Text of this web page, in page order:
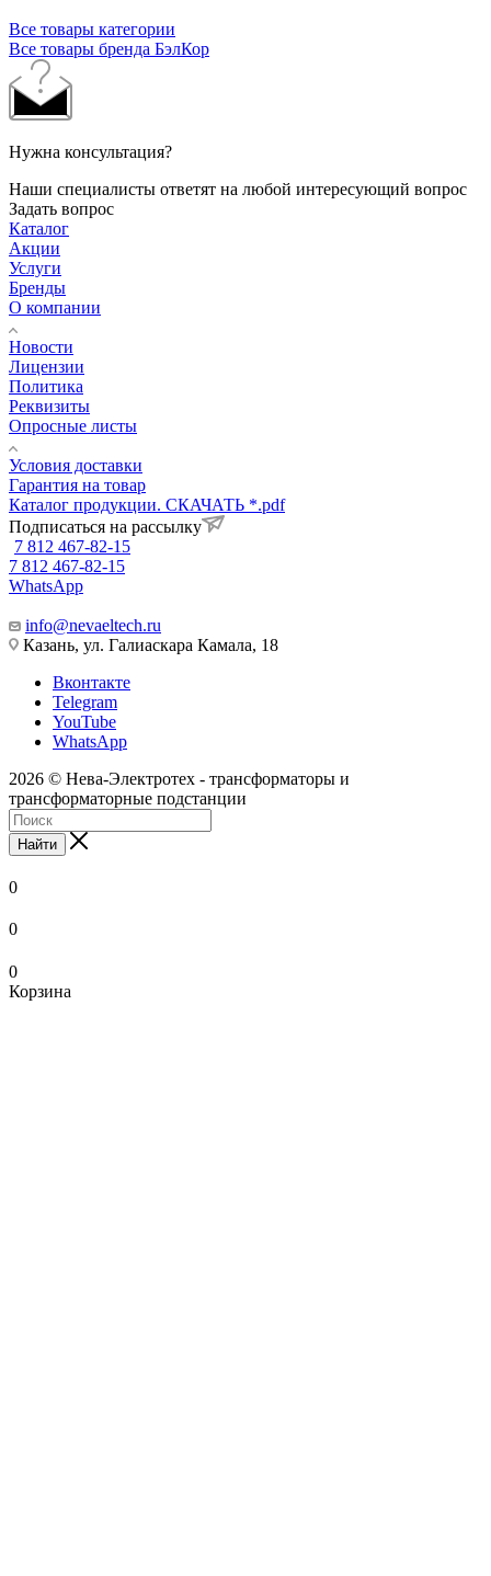
Все товары категории
Все товары бренда БэлКор
Нужна консультация?
Наши специалисты ответят на любой интересующий вопрос
Задать вопрос
Каталог
Акции
Услуги
Бренды
О компании
Новости
Лицензии
Политика
Реквизиты
Опросные листы
Условия доставки
Гарантия на товар
Каталог продукции. СКАЧАТЬ *.pdf
Подписаться на рассылку
7 812 467-82-15
7 812 467-82-15
WhatsApp
info@nevaeltech.ru
Казань, ул. Галиаскара Камала, 18
Вконтакте
Telegram
YouTube
WhatsApp
2026 © Нева-Электротех - трансформаторы и
трансформаторные подстанции
Найти
0
0
0
Корзина